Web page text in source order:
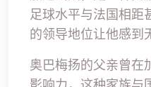
足球水平与法国相距
的领导地位让他感到
奥巴梅扬的父亲曾在